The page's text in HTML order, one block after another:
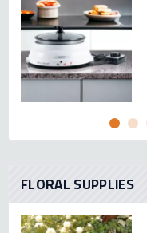
FLORAL SUPPLIES